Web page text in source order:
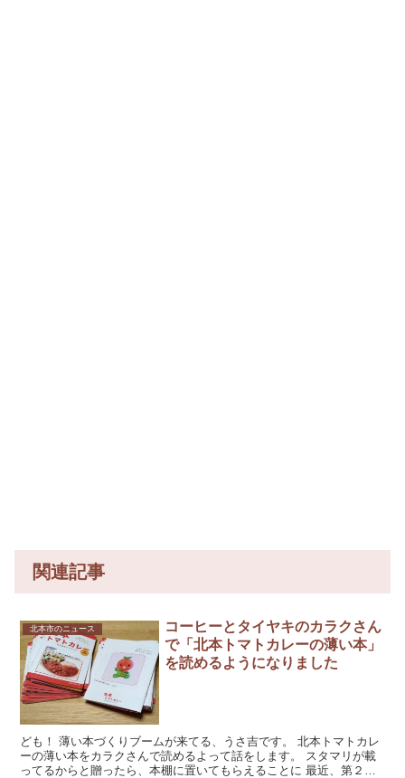
関連記事
北本市のニュース
コーヒーとタイヤキのカラクさん
で「北本トマトカレーの薄い本」
を読めるようになりました
ども！ 薄い本づくりブームが来てる、うさ吉です。 北本トマトカレ
ーの薄い本をカラクさんで読めるよって話をします。 スタマリが載
ってるからと贈ったら、本棚に置いてもらえることに 最近、第２回